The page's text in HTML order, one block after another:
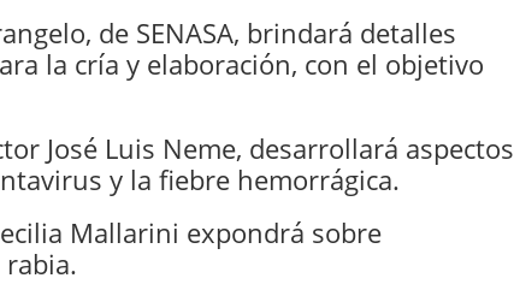
de SENASA, brindará detalles
la cría y elaboración, con el objetivo
José Luis Neme, desarrollará aspectos
y la fiebre hemorrágica.
Mallarini expondrá sobre